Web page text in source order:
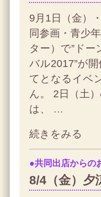
9月1日（金）
同参画・青少
ター）で”ド
バル2017”が
てとなるイベ
ん。 2日（土
は、 …
続きをみる
●共同出店からの
8/4（金）夕